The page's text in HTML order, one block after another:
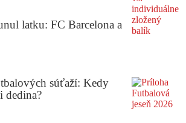
latku: FC Barcelona a
súťaží: Kedy
dedina?